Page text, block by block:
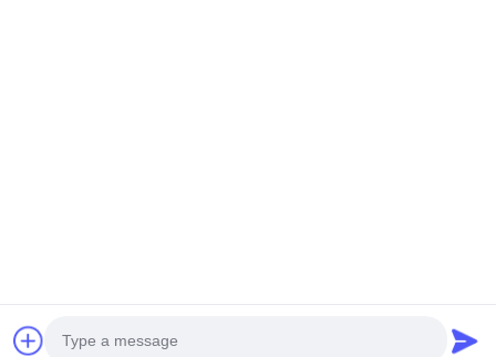
Hydraulique
Discuter Maintenant